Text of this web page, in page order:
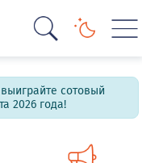
сотовый
2026 года!